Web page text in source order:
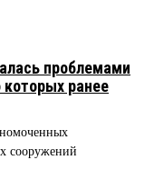
проблемами
которых ранее
сооружений